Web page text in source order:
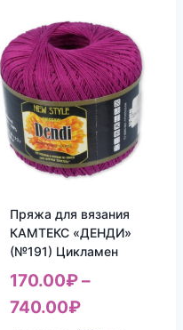
Пряжа для вязания
КАМТЕКС «ДЕНДИ»
(№191) Цикламен
170.00₽–
740.00₽